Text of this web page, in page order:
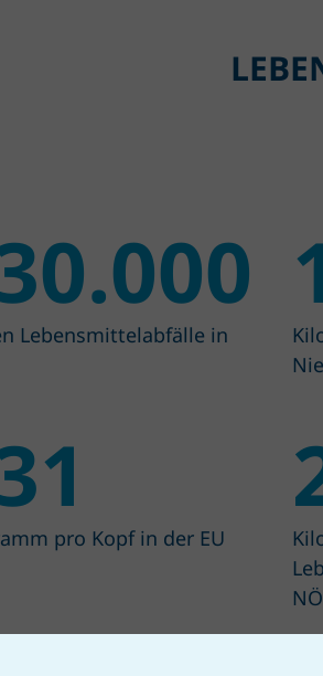
Lebensmittel­abfälle in
pro Kopf in der EU